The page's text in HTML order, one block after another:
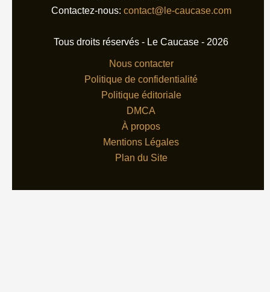
Contactez-nous: contact@le-caucase.com
Tous droits réservés - Le Caucase - 2026
Nous contacter
Politique de confidentialité
Politique éditoriale
DMCA
À propos
Mentions Légales
Plan du Site